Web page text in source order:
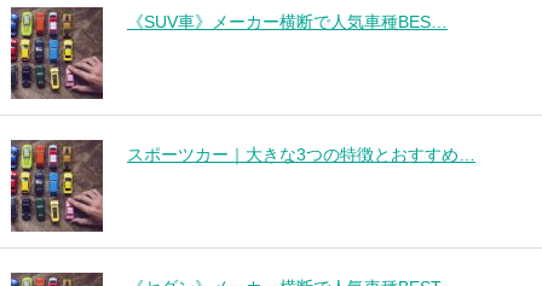
《SUV車》メーカー横断で人気車種BES…
スポーツカー｜大きな3つの特徴とおすすめ…